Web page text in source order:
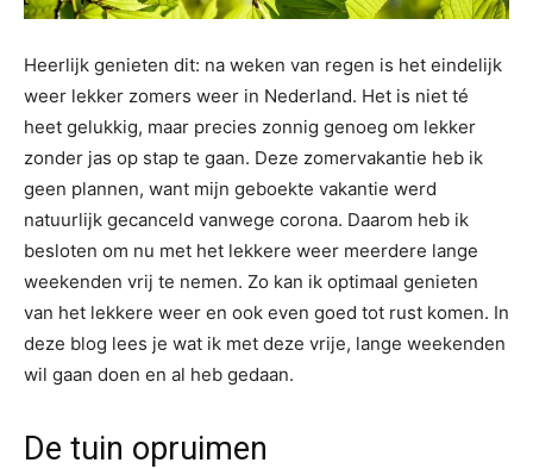
Heerlijk genieten dit: na weken van regen is het eindelijk
weer lekker zomers weer in Nederland. Het is niet té
heet gelukkig, maar precies zonnig genoeg om lekker
zonder jas op stap te gaan. Deze zomervakantie heb ik
geen plannen, want mijn geboekte vakantie werd
natuurlijk gecanceld vanwege corona. Daarom heb ik
besloten om nu met het lekkere weer meerdere lange
weekenden vrij te nemen. Zo kan ik optimaal genieten
van het lekkere weer en ook even goed tot rust komen. In
deze blog lees je wat ik met deze vrije, lange weekenden
wil gaan doen en al heb gedaan.
De tuin opruimen